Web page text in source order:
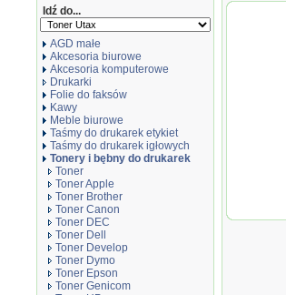
Idź do...
AGD małe
Akcesoria biurowe
Akcesoria komputerowe
Drukarki
Folie do faksów
Kawy
Meble biurowe
Taśmy do drukarek etykiet
Taśmy do drukarek igłowych
Tonery i bębny do drukarek
Toner
Toner Apple
Toner Brother
Toner Canon
Toner DEC
Toner Dell
Toner Develop
Toner Dymo
Toner Epson
Toner Genicom